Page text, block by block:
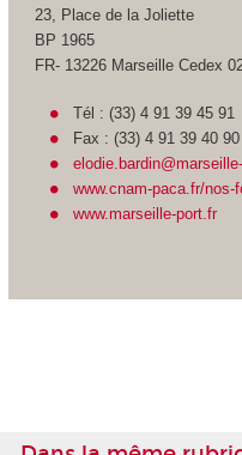
23, Place de la Joliette
BP 1965
FR- 13226 Marseille Cedex
Tél : (33) 4 91 39 45 91
Fax : (33) 4 91 39 40 90
www.cnam-paca.fr/nos-
www.marseille-port.fr